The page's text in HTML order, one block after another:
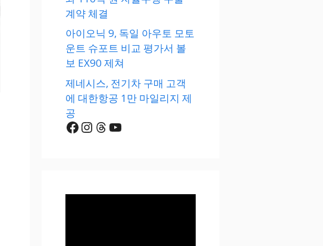
계약 체결
아이오닉 9, 독일 아우토 모토
운트 슈포트 비교 평가서 볼
보 EX90 제쳐
제네시스, 전기차 구매 고객
에 대한항공 1만 마일리지 제
공
Facebook
Instagram
Threads
YouTube